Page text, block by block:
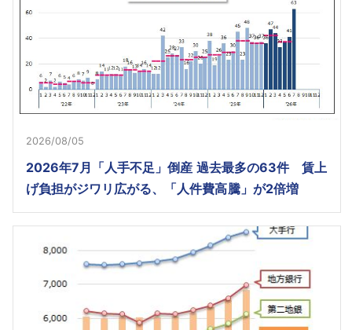
2026/08/05
2026年7月「人手不足」倒産 過去最多の63件 賃上
げ負担がジワリ広がる、「人件費高騰」が2倍増